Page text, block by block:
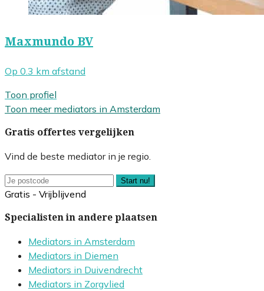
Maxmundo BV
Op 0.3 km afstand
Toon profiel
Toon meer mediators in Amsterdam
Gratis offertes vergelijken
Vind de beste mediator in je regio.
Start nu!
Gratis - Vrijblijvend
Specialisten in andere plaatsen
Mediators in Amsterdam
Mediators in Diemen
Mediators in Duivendrecht
Mediators in Zorgvlied